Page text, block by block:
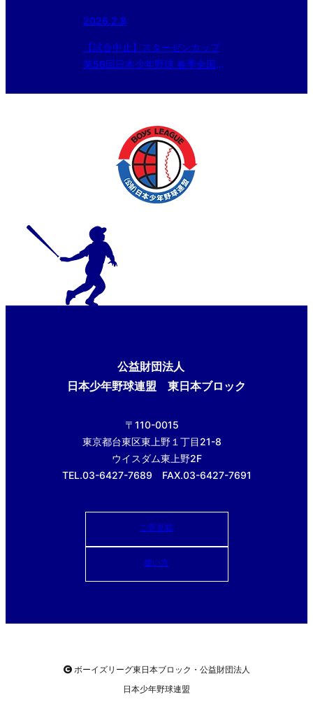
2026.2.8
【試合中止】スターゼンカップ
第56回日本少年野球 春季全国大
田区長杯
公益財団法人
日本少年野球連盟 東日本ブロック
〒110-0015
東京都台東区東上野１丁目21-8
ウイスダム東上野2F
TEL.03-6427-7689 FAX.03-6427-7691
ご意見箱
使い方
ボーイズリーグ東日本ブロック・公益財団法人
日本少年野球連盟